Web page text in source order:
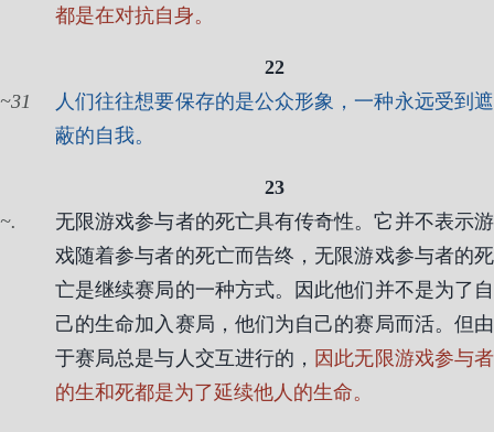
都是在对抗自身。
22
31
人们往往想要保存的是公众形象，一种永远受到遮
蔽的自我。
23
.
无限游戏参与者的死亡具有传奇性。它并不表示游
戏随着参与者的死亡而告终，无限游戏参与者的死
亡是继续赛局的一种方式。因此他们并不是为了自
己的生命加入赛局，他们为自己的赛局而活。但由
于赛局总是与人交互进行的， 因此无限游戏参与者
的生和死都是为了延续他人的生命。